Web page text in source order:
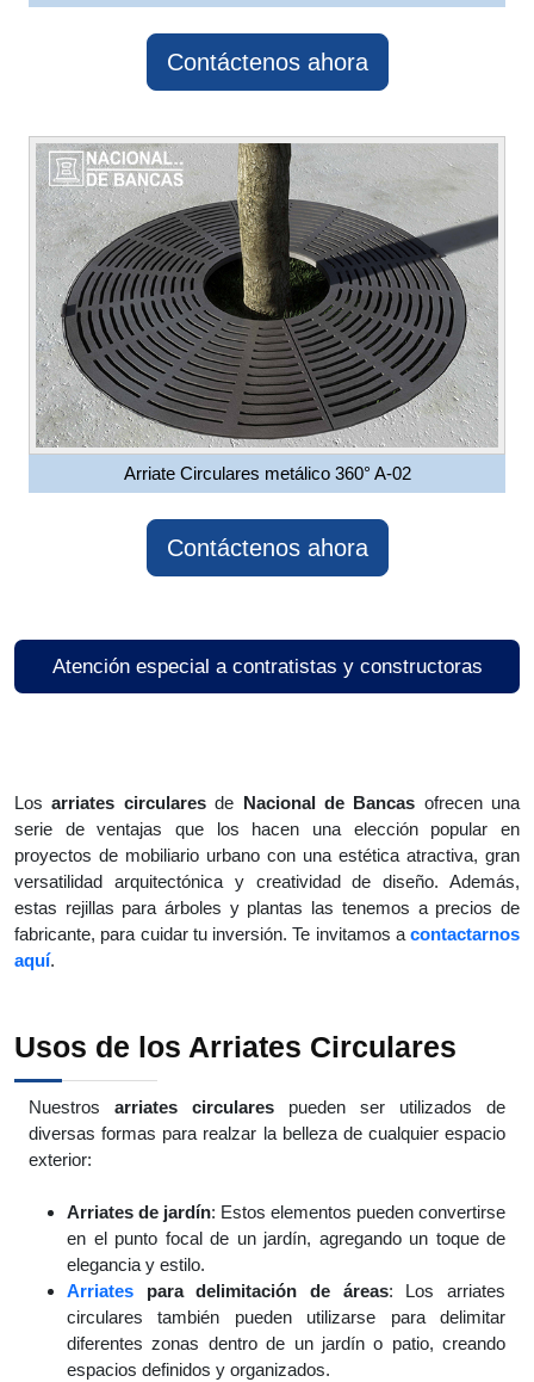
Contáctenos ahora
Arriate Circulares metálico 360° A-02
Contáctenos ahora
Atención especial a contratistas y constructoras
Losarriates circularesde Nacional de Bancas ofrecen una
serie de ventajas que los hacen una elección popular en
proyectos de mobiliario urbano con una estética atractiva, gran
versatilidad arquitectónica y creatividad de diseño. Además,
estas rejillas para árboles y plantas las tenemos a precios de
fabricante, para cuidar tu inversión. Te invitamos a contactarnos
aquí.
Usos de los Arriates Circulares
Nuestros arriates circulares pueden ser utilizados de
diversas formas para realzar la belleza de cualquier espacio
exterior:
Arriates de jardín: Estos elementos pueden convertirse
en el punto focal de un jardín, agregando un toque de
elegancia y estilo.
Arriates para delimitación de áreas: Los arriates
circulares también pueden utilizarse para delimitar
diferentes zonas dentro de un jardín o patio, creando
espacios definidos y organizados.